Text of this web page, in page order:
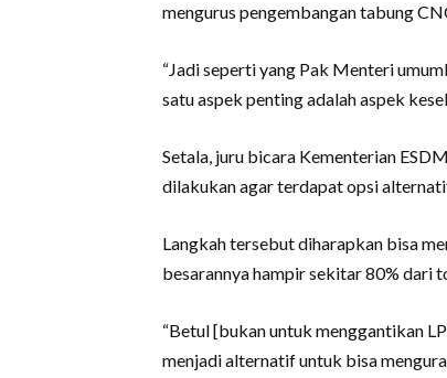
mengurus pengembangan tabung
“Jadi seperti yang Pak Menteri
satu aspek penting adalah aspek
Setala, juru bicara Kementerian
dilakukan agar terdapat opsi
Langkah tersebut diharapkan bisa
besarannya hampir sekitar 80% dari
“Betul [bukan untuk menggantikan
menjadi alternatif untuk bisa